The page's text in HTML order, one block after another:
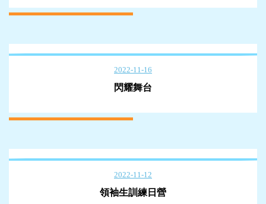
2022-11-16
閃耀舞台
2022-11-12
領袖生訓練日營